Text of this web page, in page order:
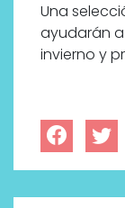
Una
ayudarán
invierno y